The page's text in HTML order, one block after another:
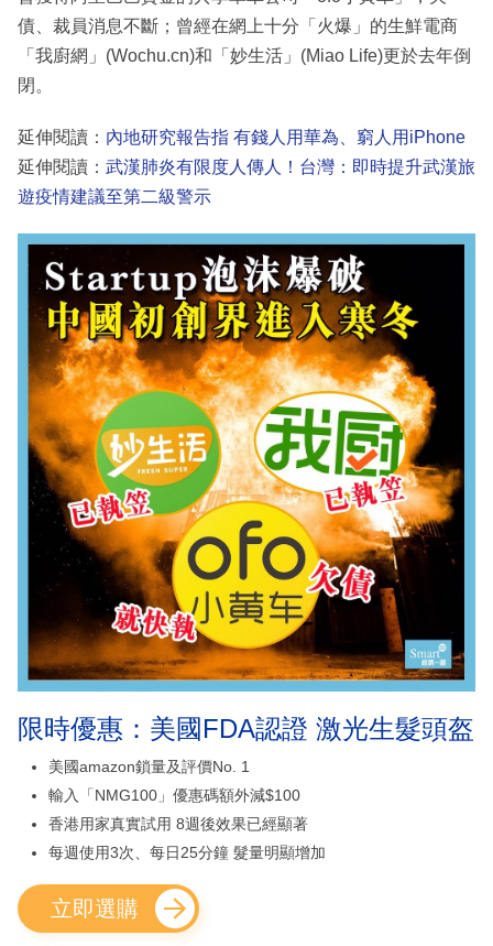
債、裁員消息不斷；曾經在網上十分「火爆」的生鮮電商
「我廚網」(Wochu.cn)和「妙生活」(Miao Life)更於去年倒
閉。
延伸閱讀： 內地研究報告指 有錢人用華為、窮人用iPhone
延伸閱讀： 武漢肺炎有限度人傳人！台灣：即時提升武漢旅
遊疫情建議至第二級警示
限時優惠：美國FDA認證 激光生髮頭盔
美國amazon鎖量及評價No. 1
輸入「NMG100」優惠碼額外減$100
香港用家真實試用 8週後效果已經顯著
每週使用3次、每日25分鐘 髮量明顯增加
立即選購